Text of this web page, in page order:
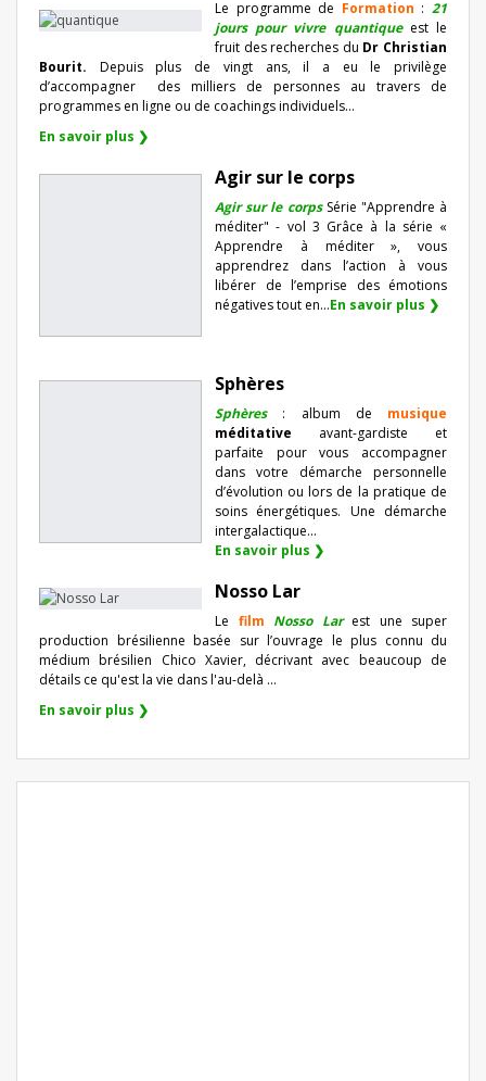
Le programme de Formation :21
jours pour vivre quantiqueest le
fruit des recherches du Dr Christian
Bourit. Depuis plus de vingt ans, il a eu le privilège
d’accompagner
des milliers de personnes au travers de
programmes en ligne ou de coachings individuels…
En savoir plus ❯
Agir sur le corps
Agir sur le corpsSérie "Apprendre à
méditer" - vol 3 Grâce à la série «
Apprendre à méditer », vous
apprendrez dans l’action à vous
libérer de l’emprise des émotions
négatives tout en...En savoir plus ❯
Sphères
Sphères: album de musique
méditative avant-gardiste et
parfaite pour vous accompagner
dans votre démarche personnelle
d’évolution ou lors de la pratique de
soins énergétiques. Une démarche
intergalactique...
En savoir plus ❯
Nosso Lar
Le film Nosso Lar est une super
production brésilienne basée sur l’ouvrage le plus connu du
médium brésilien Chico Xavier, décrivant avec beaucoup de
détails ce qu'est la vie dans l'au-delà ...
En savoir plus ❯